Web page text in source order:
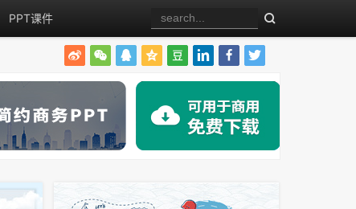
PPT课件